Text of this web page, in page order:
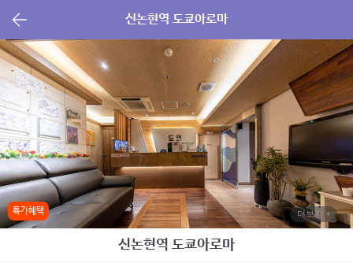
신논현역 도쿄아로마
더보기 +
특가혜택
신논현역 도쿄아로마